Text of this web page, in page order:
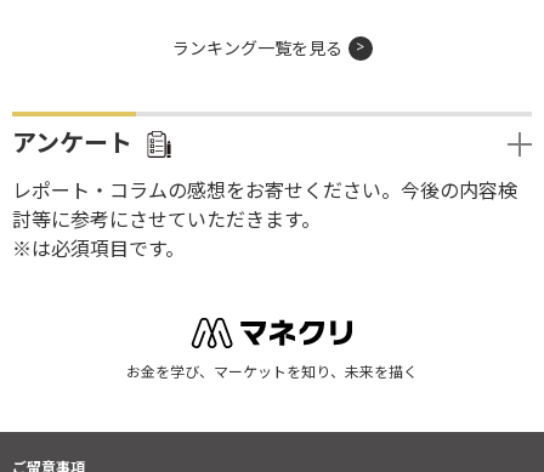
ランキング一覧を見る
アンケート
レポート・コラムの感想をお寄せください。今後の内容検
討等に参考にさせていただきます。
※は必須項目です。
お金を学び、マーケットを知り、未来を描く